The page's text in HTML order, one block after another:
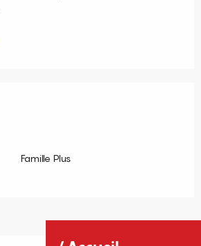
Famille Plus